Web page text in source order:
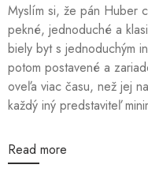
Myslím si, že pán Huber
pekné, jednoduché a
biely byt s jednoduchým
potom postavené a
oveľa viac času, než jej
každý iný predstaviteľ
Read more